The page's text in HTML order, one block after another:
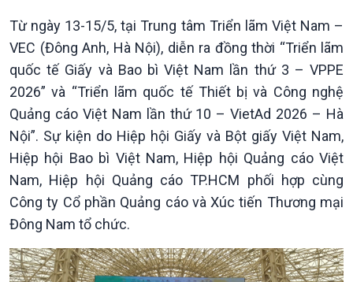
Giới thiệu
Thời sự 12h
Từ ngày 13-15/5, tại Trung tâm Triển lãm Việt Nam –
VEC (Đông Anh, Hà Nội), diễn ra đồng thời “Triển lãm
quốc tế Giấy và Bao bì Việt Nam lần thứ 3 – VPPE
2026” và “Triển lãm quốc tế Thiết bị và Công nghệ
Quảng cáo Việt Nam lần thứ 10 – VietAd 2026 – Hà
Nội”. Sự kiện do Hiệp hội Giấy và Bột giấy Việt Nam,
Hiệp hội Bao bì Việt Nam, Hiệp hội Quảng cáo Việt
Nam, Hiệp hội Quảng cáo TP.HCM phối hợp cùng
Công ty Cổ phần Quảng cáo và Xúc tiến Thương mại
Đông Nam tổ chức.